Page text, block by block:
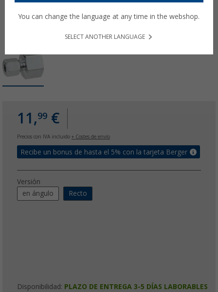
11,99 €
Precios con IVA incluido + Costes de envío
Recibe un bonus de hasta el 5% con la tarjeta Berger
Versión
en ángulo
Recto
Disponibilidad: PLAZO DE ENTREGA 3-5 DÍAS LABORABLES
You can change the language at any time in the webshop.
SELECT ANOTHER LANGUAGE